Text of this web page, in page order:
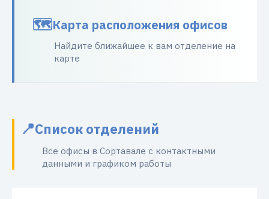
Карта расположения офисов
Найдите ближайшее к вам отделение на
карте
Список отделений
Все офисы в Сортавале с контактными
данными и графиком работы